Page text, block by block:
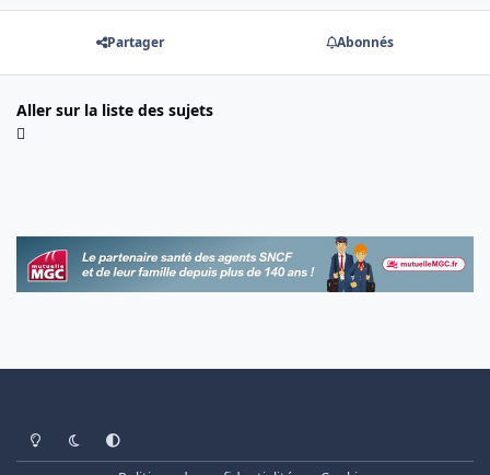
Partager Abonnés
Aller sur la liste des sujets
Light ModeDark ModeSystem Preference